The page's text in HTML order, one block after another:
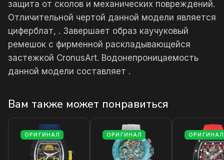
защита от сколов и механических повреждений.
Отличительной чертой данной модели является
циферблат, . Завершает образ каучуковый
ремешок с фирменной раскладывающейся
застежкой CronusArt. Водонепроницаемость
данной модели составляет .
Вам также может понравиться
ОРИГИНАЛ ОРИГИНАЛ ОРИГИНАЛ